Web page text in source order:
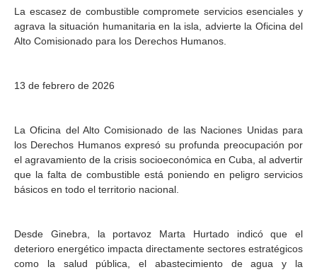
La escasez de combustible compromete servicios esenciales y
agrava la situación humanitaria en la isla, advierte la Oficina del
Alto Comisionado para los Derechos Humanos.
13 de febrero de 2026
La Oficina del Alto Comisionado de las Naciones Unidas para
los Derechos Humanos expresó su profunda preocupación por
el agravamiento de la crisis socioeconómica en Cuba, al advertir
que la falta de combustible está poniendo en peligro servicios
básicos en todo el territorio nacional.
Desde Ginebra, la portavoz Marta Hurtado indicó que el
deterioro energético impacta directamente sectores estratégicos
como la salud pública, el abastecimiento de agua y la